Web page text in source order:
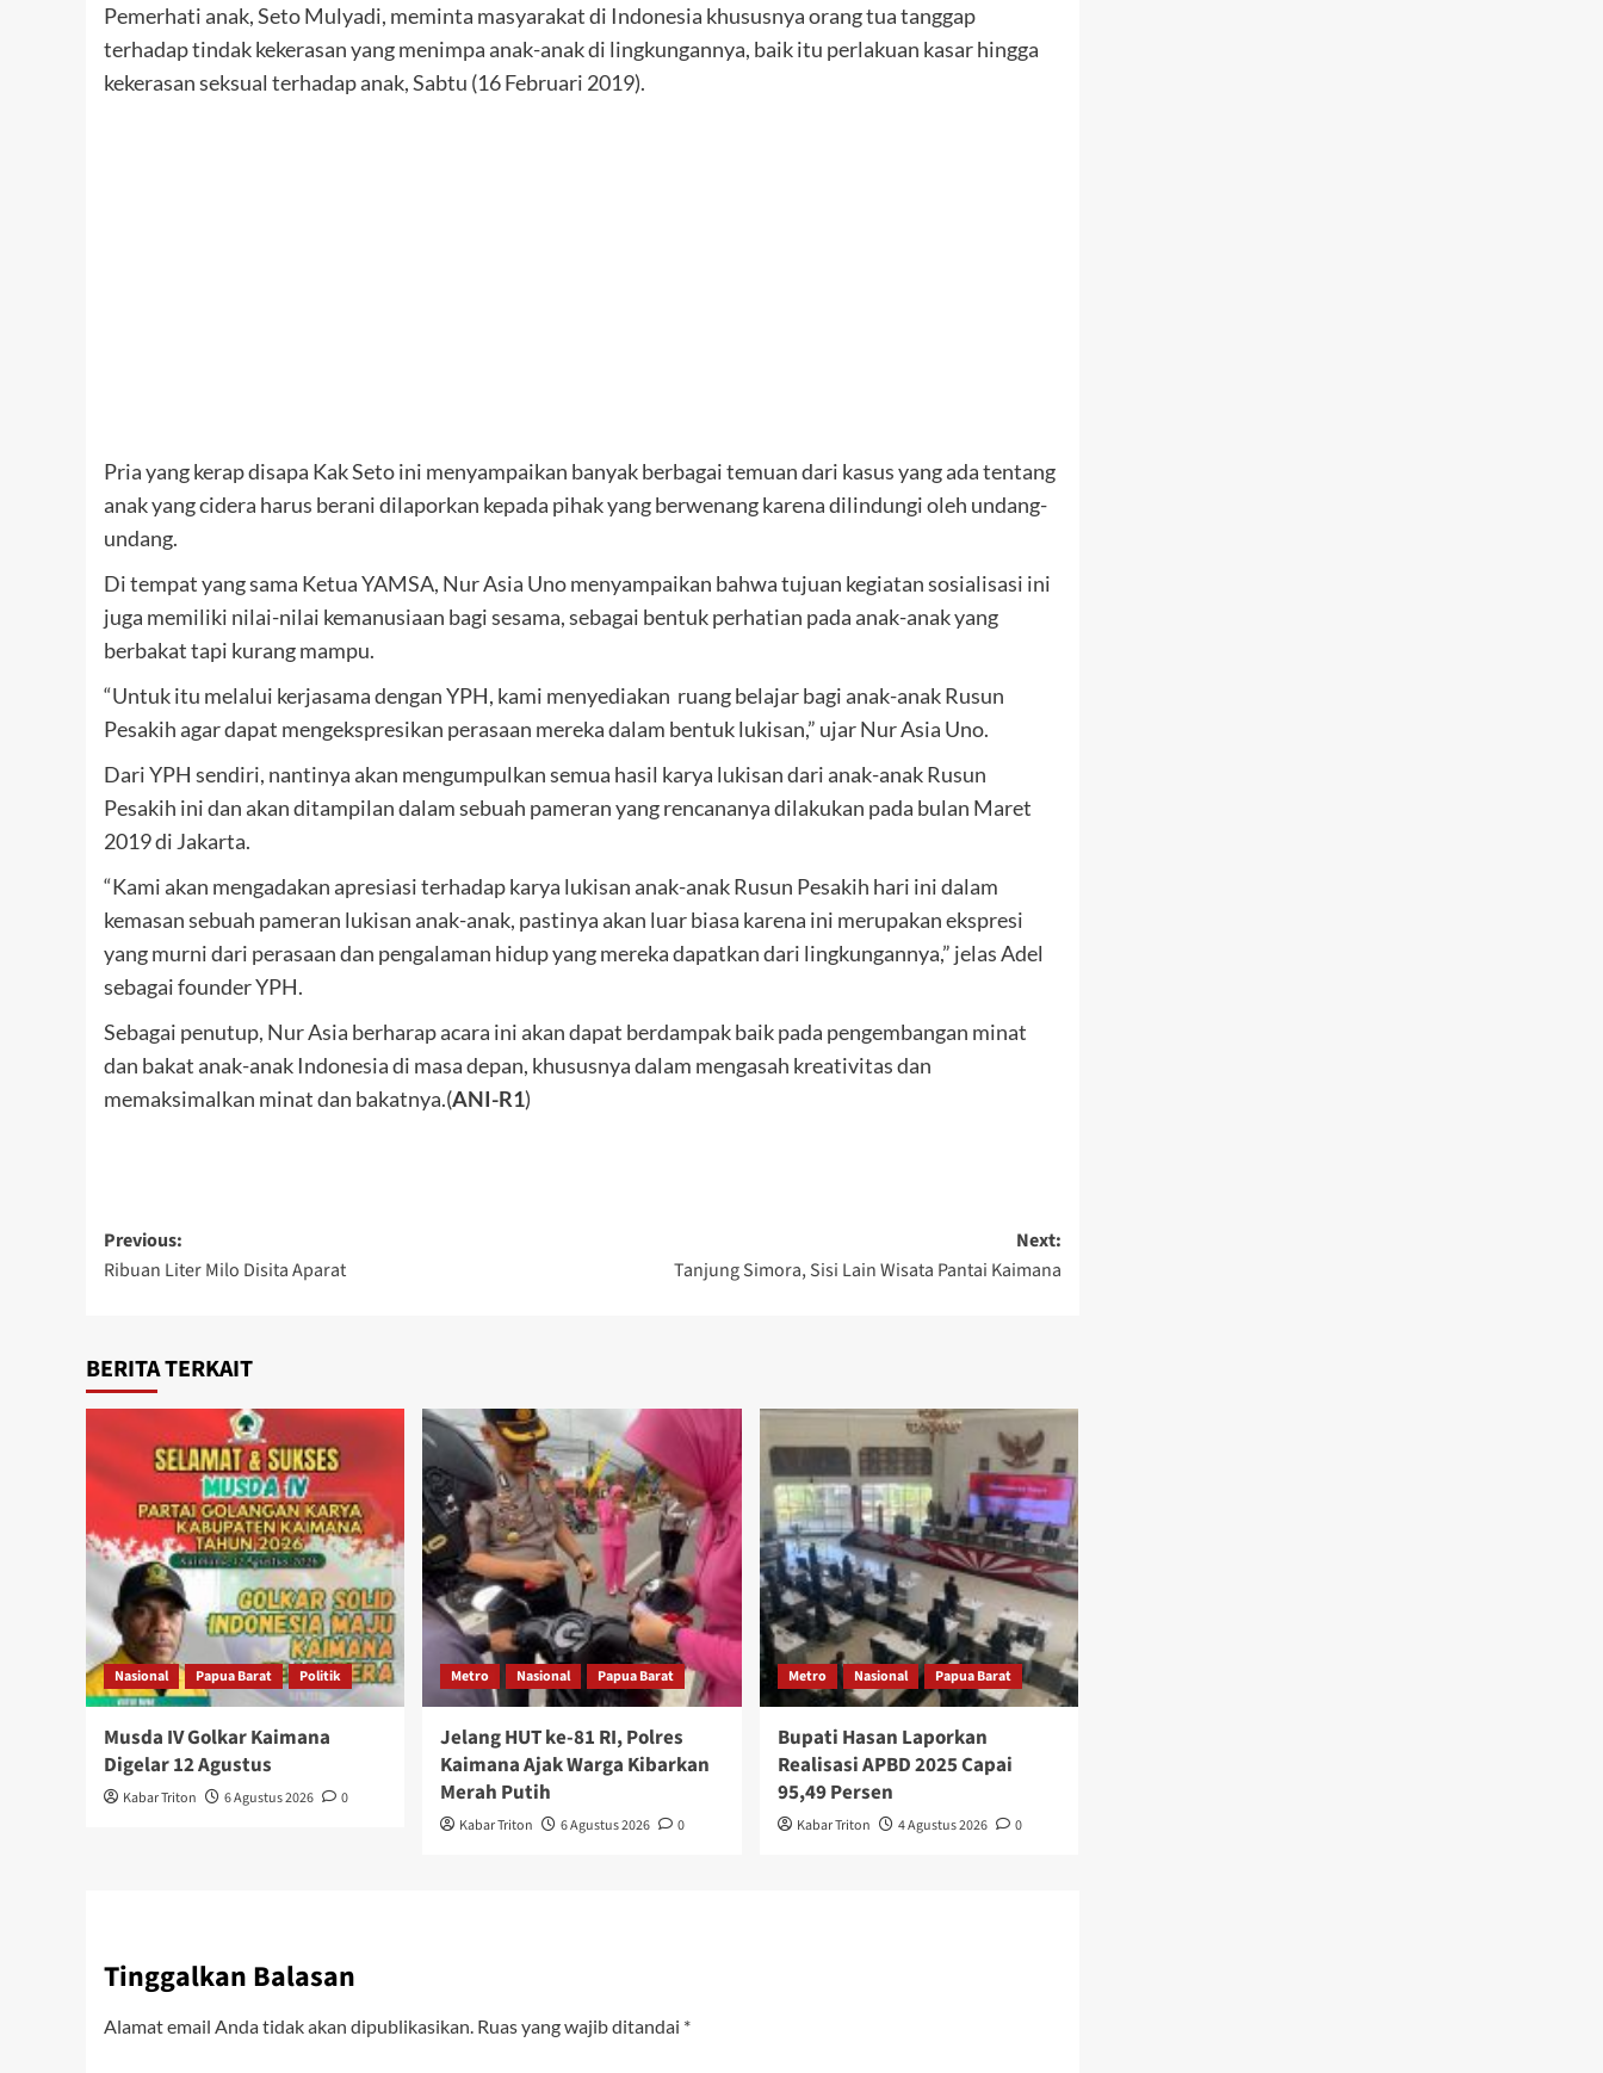
Pemerhati anak, Seto Mulyadi, meminta masyarakat di Indonesia khususnya orang tua tanggap
terhadap tindak kekerasan yang menimpa anak-anak di lingkungannya, baik itu perlakuan kasar hingga
kekerasan seksual terhadap anak, Sabtu (16 Februari 2019).
Pria yang kerap disapa Kak Seto ini menyampaikan banyak berbagai temuan dari kasus yang ada tentang
anak yang cidera harus berani dilaporkan kepada pihak yang berwenang karena dilindungi oleh undang-
undang.
Di tempat yang sama Ketua YAMSA, Nur Asia Uno menyampaikan bahwa tujuan kegiatan sosialisasi ini
juga memiliki nilai-nilai kemanusiaan bagi sesama, sebagai bentuk perhatian pada anak-anak yang
berbakat tapi kurang mampu.
“Untuk itu melalui kerjasama dengan YPH, kami menyediakan ruang belajar bagi anak-anak Rusun
Pesakih agar dapat mengekspresikan perasaan mereka dalam bentuk lukisan,” ujar Nur Asia Uno.
Dari YPH sendiri, nantinya akan mengumpulkan semua hasil karya lukisan dari anak-anak Rusun
Pesakih ini dan akan ditampilan dalam sebuah pameran yang rencananya dilakukan pada bulan Maret
2019 di Jakarta.
“Kami akan mengadakan apresiasi terhadap karya lukisan anak-anak Rusun Pesakih hari ini dalam
kemasan sebuah pameran lukisan anak-anak, pastinya akan luar biasa karena ini merupakan ekspresi
yang murni dari perasaan dan pengalaman hidup yang mereka dapatkan dari lingkungannya,” jelas Adel
sebagai founder YPH.
Sebagai penutup, Nur Asia berharap acara ini akan dapat berdampak baik pada pengembangan minat
dan bakat anak-anak Indonesia di masa depan, khususnya dalam mengasah kreativitas dan
memaksimalkan minat dan bakatnya.(ANI-R1)
Post
navigation
Previous:
Ribuan Liter Milo Disita Aparat
Next:
Tanjung Simora, Sisi Lain Wisata Pantai Kaimana
BERITA TERKAIT
Nasional Papua Barat Politik
Musda IV Golkar Kaimana
Digelar 12 Agustus
Kabar Triton 6 Agustus 2026 0
Metro Nasional Papua Barat
Jelang HUT ke-81 RI, Polres
Kaimana Ajak Warga Kibarkan
Merah Putih
Kabar Triton 6 Agustus 2026 0
Metro Nasional Papua Barat
Bupati Hasan Laporkan
Realisasi APBD 2025 Capai
95,49 Persen
Kabar Triton 4 Agustus 2026 0
Tinggalkan Balasan
Alamat email Anda tidak akan dipublikasikan. Ruas yang wajib ditandai *